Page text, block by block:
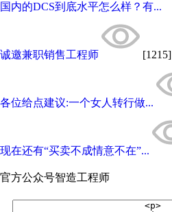
国内的DCS到底水平怎么样？有...
诚邀兼职销售工程师 [1215]
各位给点建议:一个女人转行做...
现在还有“买卖不成情意不在”...
官方公众号智造工程师